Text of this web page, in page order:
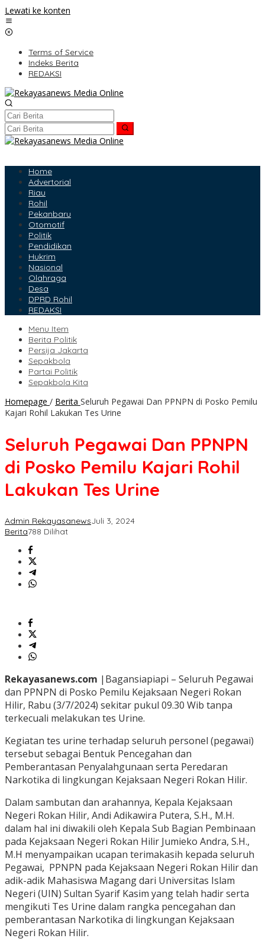
Lewati ke konten
Terms of Service
Indeks Berita
REDAKSI
Home
Advertorial
Riau
Rohil
Pekanbaru
Otomotif
Politik
Pendidikan
Hukrim
Nasional
Olahraga
Desa
DPRD Rohil
REDAKSI
Menu Item
Berita Politik
Persija Jakarta
Sepakbola
Partai Politik
Sepakbola Kita
Homepage / Berita Seluruh Pegawai Dan PPNPN di Posko Pemilu
Kajari Rohil Lakukan Tes Urine
Seluruh Pegawai Dan PPNPN
di Posko Pemilu Kajari Rohil
Lakukan Tes Urine
Admin RekayasanewsJuli 3, 2024
Berita788 Dilihat
Rekayasanews.com |Bagansiapiapi – Seluruh Pegawai
dan PPNPN di Posko Pemilu Kejaksaan Negeri Rokan
Hilir, Rabu (3/7/2024) sekitar pukul 09.30 Wib tanpa
terkecuali melakukan tes Urine.
Kegiatan tes urine terhadap seluruh personel (pegawai)
tersebut sebagai Bentuk Pencegahan dan
Pemberantasan Penyalahgunaan serta Peredaran
Narkotika di lingkungan Kejaksaan Negeri Rokan Hilir.
Dalam sambutan dan arahannya, Kepala Kejaksaan
Negeri Rokan Hilir, Andi Adikawira Putera, S.H., M.H.
dalam hal ini diwakili oleh Kepala Sub Bagian Pembinaan
pada Kejaksaan Negeri Rokan Hilir Jumieko Andra, S.H.,
M.H menyampaikan ucapan terimakasih kepada seluruh
Pegawai, PPNPN pada Kejaksaan Negeri Rokan Hilir dan
adik-adik Mahasiswa Magang dari Universitas Islam
Negeri (UIN) Sultan Syarif Kasim yang telah hadir serta
mengikuti Tes Urine dalam rangka pencegahan dan
pemberantasan Narkotika di lingkungan Kejaksaan
Negeri Rokan Hilir.